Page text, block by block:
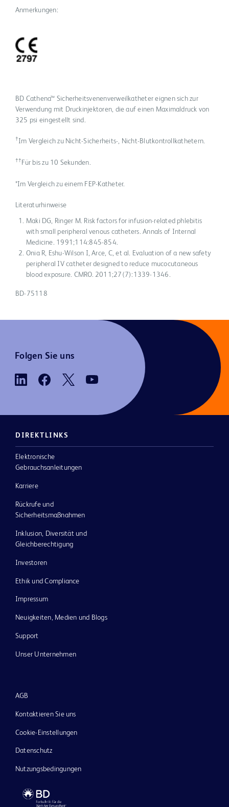
Anmerkungen:
BD Cathena™ Sicherheitsvenenverweilkatheter eignen sich zur
Verwendung mit Druckinjektoren, die auf einen Maximaldruck von
325 psi eingestellt sind.
† Im Vergleich zu Nicht-Sicherheits-, Nicht-Blutkontrollkathetern.
†† Für bis zu 10 Sekunden.
*Im Vergleich zu einem FEP-Katheter.
Literaturhinweise
Maki DG, Ringer M. Risk factors for infusion-related phlebitis
with small peripheral venous catheters. Annals of Internal
Medicine. 1991;114:845-854.
Onia R, Eshu-Wilson I, Arce, C, et al. Evaluation of a new safety
peripheral IV catheter designed to reduce mucocutaneous
blood exposure. CMRO. 2011;27(7):1339-1346.
BD-75118
Folgen Sie uns
DIREKTLINKS
Elektronische
Gebrauchsanleitungen
Karriere
Rückrufe und
Sicherheitsmaßnahmen
Inklusion, Diversität und
Gleichberechtigung
Investoren
Ethik und Compliance
Impressum
Neuigkeiten, Medien und Blogs
Support
Unser Unternehmen
AGB
Kontaktieren Sie uns
Cookie-Einstellungen
Datenschutz
Nutzungsbedingungen